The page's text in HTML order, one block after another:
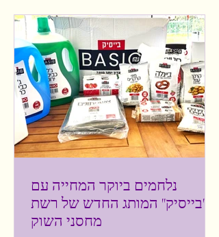
נלחמים ביוקר המחייה עם
"בייסיק" המותג החדש של רשת
מחסני השוק